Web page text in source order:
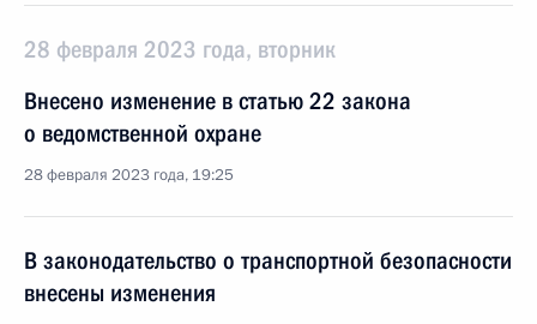
28 февраля 2023 года, вторник
Внесено изменение в статью 22 закона
о ведомственной охране
28 февраля 2023 года, 19:25
В законодательство о транспортной безопасности
внесены изменения